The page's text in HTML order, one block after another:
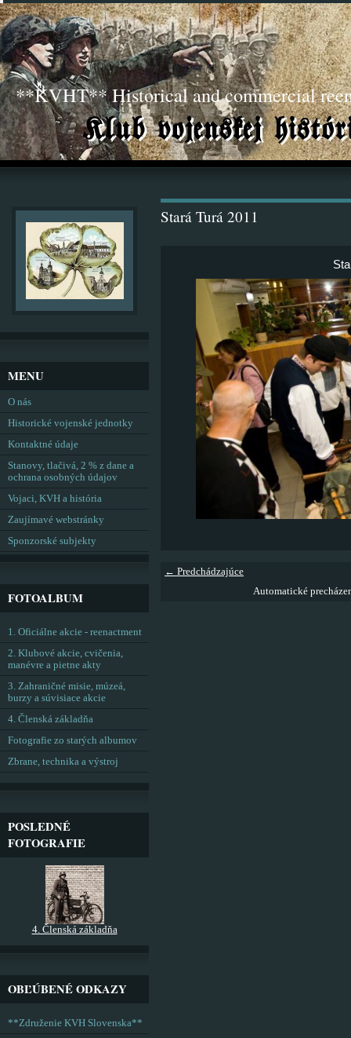
**KVHT** Historical and commercial
Stará Turá 2011
← Predchádzajúce
Automatické
MENU
O nás
Historické vojenské jednotky
Kontaktné údaje
Stanovy, tlačivá, 2 % z dane a
ochrana osobných údajov
Vojaci, KVH a história
Zaujímavé webstránky
Sponzorské subjekty
FOTOALBUM
1. Oficiálne akcie - reenactment
2. Klubové akcie, cvičenia,
manévre a pietne akty
3. Zahraničné misie, múzeá,
burzy a súvisiace akcie
4. Členská základňa
Fotografie zo starých albumov
Zbrane, technika a výstroj
POSLEDNÉ
FOTOGRAFIE
4. Členská základňa
OBĽÚBENÉ ODKAZY
**Združenie KVH Slovenska**